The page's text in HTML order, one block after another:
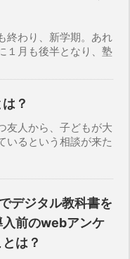
終わり、新学期。あれ
１月も後半となり、塾
？
友人から、子どもが大
いるという相談が来た
デジタル教科書を
前のwebアンケ
は？